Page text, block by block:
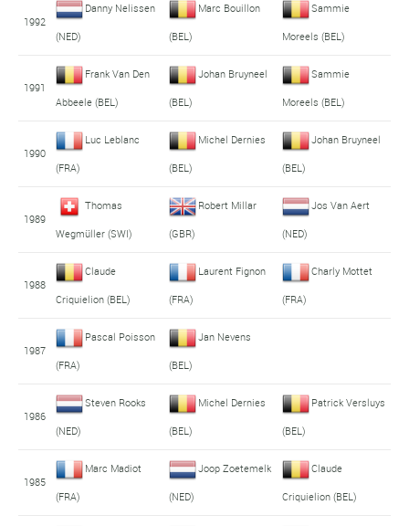
1992
Danny Nelissen
(NED)
Marc Bouillon
(BEL)
Sammie
Moreels (BEL)
1991
Frank Van Den
Abbeele (BEL)
Johan Bruyneel
(BEL)
Sammie
Moreels (BEL)
1990
Luc Leblanc
(FRA)
Michel Dernies
(BEL)
Johan Bruyneel
(BEL)
1989
Thomas
Wegmüller (SWI)
Robert Millar
(GBR)
Jos Van Aert
(NED)
1988
Claude
Criquielion (BEL)
Laurent Fignon
(FRA)
Charly Mottet
(FRA)
1987
Pascal Poisson
(FRA)
Jan Nevens
(BEL)
1986
Steven Rooks
(NED)
Michel Dernies
(BEL)
Patrick Versluys
(BEL)
1985
Marc Madiot
(FRA)
Joop Zoetemelk
(NED)
Claude
Criquielion (BEL)